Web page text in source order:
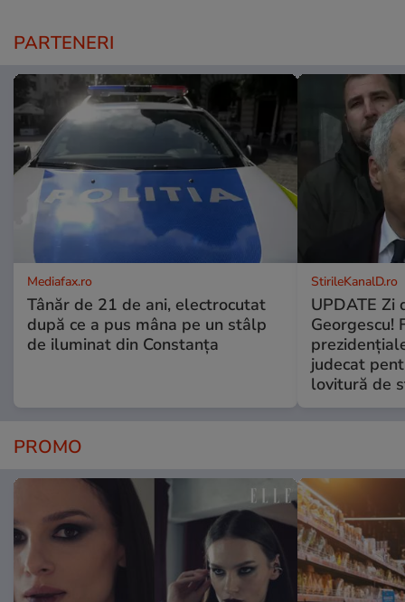
PARTENERI
Mediafax.ro
Tânăr de 21 de ani, electrocutat
după ce a pus mâna pe un stâlp
de iluminat din Constanța
StirileKanalD.ro
UPDATE Zi
Georgescu!
judecat
lovitură de
PROMO